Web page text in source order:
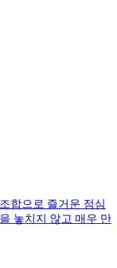
합으로 즐거운 점심
놓치지 않고 매우 만